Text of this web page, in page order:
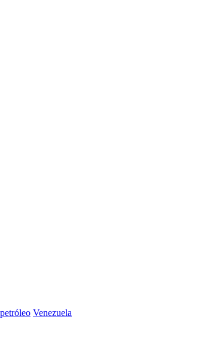
petróleo Venezuela